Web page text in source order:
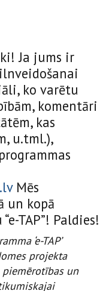
Ja jums ir
ko varētu
komentāri
kas
u.tml.),
Mēs
un kopā
TAP”! Paldies!
‘e-TAP’
projekta
piemērotības un